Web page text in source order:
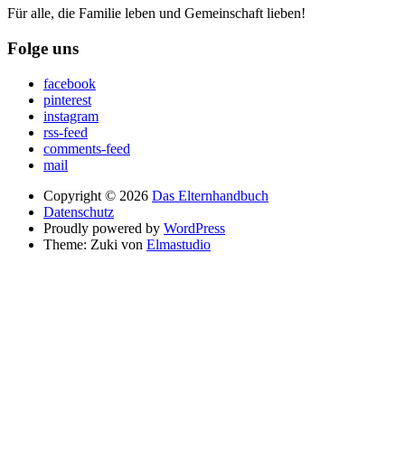
Für alle, die Familie leben und Gemeinschaft lieben!
Folge uns
facebook
pinterest
instagram
rss-feed
comments-feed
mail
Copyright © 2026 Das Elternhandbuch
Datenschutz
Proudly powered by WordPress
Theme: Zuki von Elmastudio